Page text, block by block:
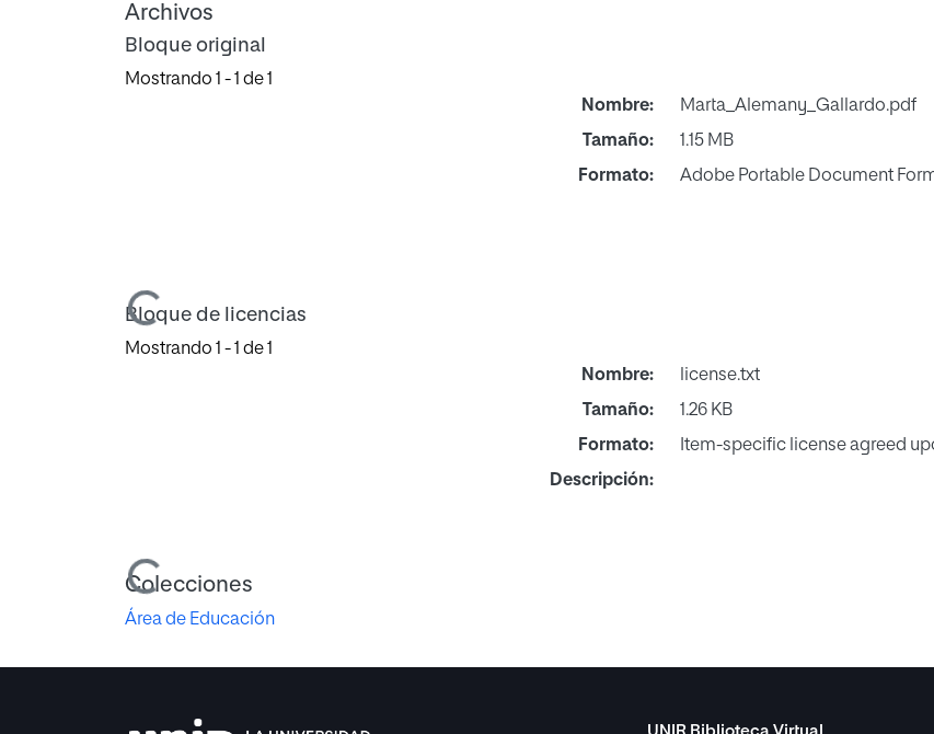
Archivos
Bloque original
Mostrando 1 - 1 de 1
Cargando...
Nombre:
Marta_Alemany_Gallardo.pdf
Tamaño:
1.15 MB
Formato:
Adobe Portable Document
Bloque de licencias
Mostrando 1 - 1 de 1
Cargando...
Nombre:
license.txt
Tamaño:
1.26 KB
Formato:
Item-specific license agreed
Descripción:
Colecciones
Área de Educación